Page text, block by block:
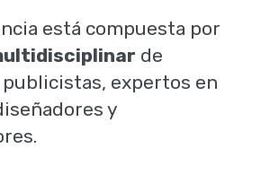
está compuesta por
de
expertos en
y